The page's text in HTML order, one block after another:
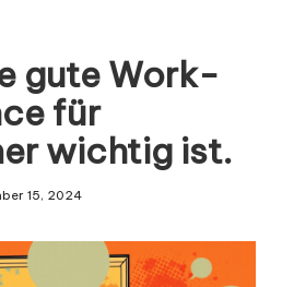
gute Work-
für
wichtig ist.
15, 2024